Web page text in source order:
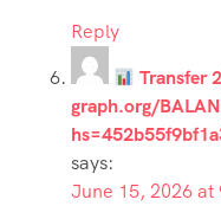
Reply
Transfer
graph.org/
says:
June 15, 2026 at